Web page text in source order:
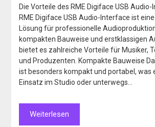
Die Vorteile des RME Digiface USB
RME Digiface USB Audio-Interface ist
Lösung für professionelle
kompakten Bauweise und erstklassigen
bietet es zahlreiche Vorteile für Musiker,
und Produzenten. Kompakte Bauweise
ist besonders kompakt und portabel, was
Einsatz im Studio oder unterwegs…
Weiterlesen